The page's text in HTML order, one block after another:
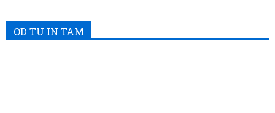
OD TU IN TAM